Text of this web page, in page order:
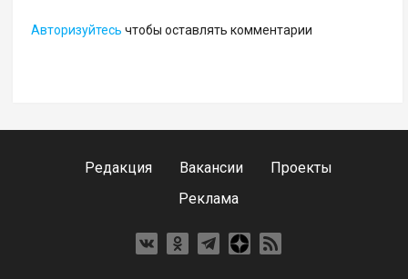
Авторизуйтесь чтобы оставлять комментарии
Редакция Вакансии
Проекты
Реклама